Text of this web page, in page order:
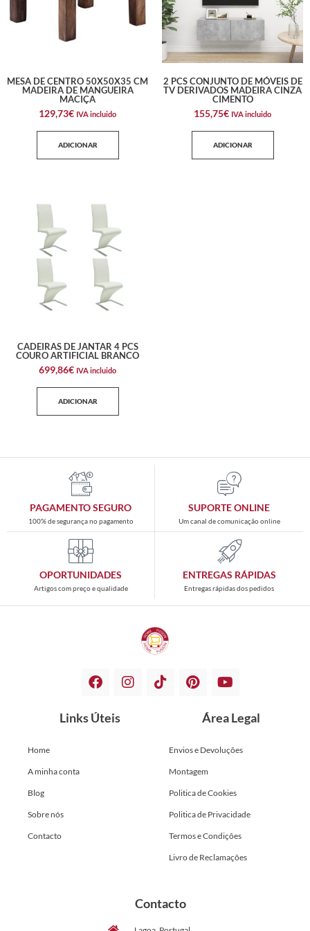
MESA DE CENTRO 50X50X35 CM
MADEIRA DE MANGUEIRA
MACIÇA
129,73€ IVA incluido
ADICIONAR
2 PCS CONJUNTO DE MÓVEIS DE
TV DERIVADOS MADEIRA CINZA
CIMENTO
155,75€ IVA incluido
ADICIONAR
CADEIRAS DE JANTAR 4 PCS
COURO ARTIFICIAL BRANCO
699,86€ IVA incluido
ADICIONAR
PAGAMENTO SEGURO
100% de segurança no pagamento
SUPORTE ONLINE
Um canal de comunicação online
OPORTUNIDADES
Artigos com preço e qualidade
ENTREGAS RÁPIDAS
Entregas rápidas dos pedidos
Links Úteis
Home
A minha conta
Blog
Sobre nós
Contacto
Área Legal
Envios e Devoluções
Montagem
Politica de Cookies
Politica de Privacidade
Termos e Condições
Livro de Reclamações
Contacto